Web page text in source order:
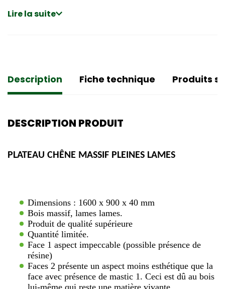
Lire la suite
Description Fiche technique Produits
DESCRIPTION PRODUIT
PLATEAU CHÊNE MASSIF PLEINES LAMES
Dimensions : 1600 x 900 x 40 mm
Bois massif, lames lames.
Produit de qualité supérieure
Quantité limitée.
Face 1 aspect impeccable (possible présence de
résine)
Faces 2 présente un aspect moins esthétique que la
face avec présence de mastic 1. Ceci est dû au bois
lui-même qui reste une matière vivante.